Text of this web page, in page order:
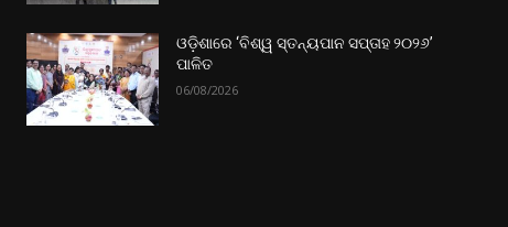
ଓଡ଼ିଶାରେ ‘ବିଶ୍ୱ ସ୍ତନ୍ୟପାନ ସପ୍ତାହ ୨୦୨୬’
ପାଳିତ
06/08/2026